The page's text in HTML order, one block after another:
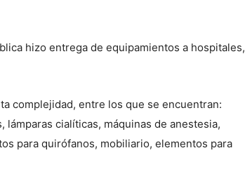
hizo entrega de equipamientos a hospitales,
complejidad, entre los que se encuentran:
cialíticas, máquinas de anestesia,
para quirófanos, mobiliario, elementos para